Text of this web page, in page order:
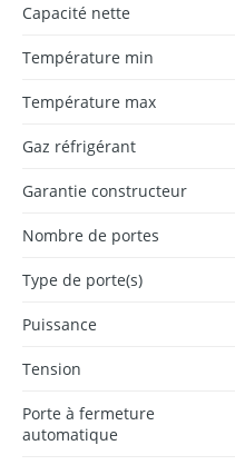
Capacité nette
Température min
Température max
Gaz réfrigérant
Garantie constructeur
Nombre de portes
Type de porte(s)
Puissance
Tension
Porte à fermeture
automatique